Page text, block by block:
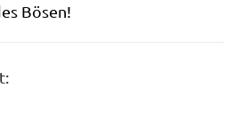
Bösen!